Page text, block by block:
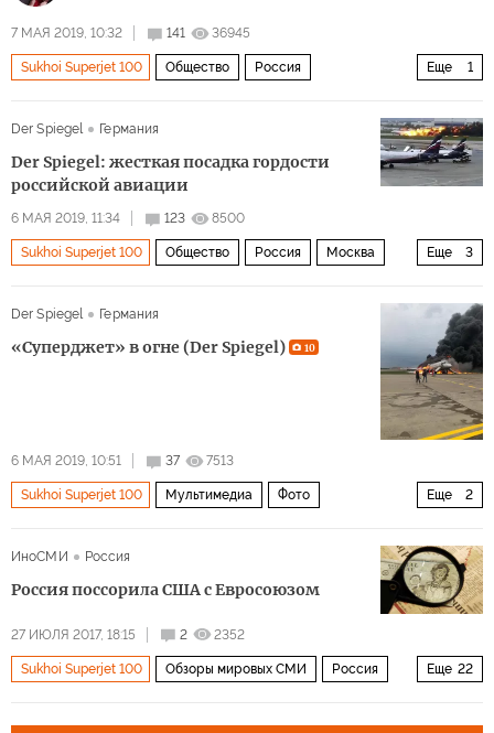
7 МАЯ 2019, 10:32 141 36945
Еще 1
Sukhoi Superjet 100 Общество Россия
Der Spiegel
Германия
Der Spiegel: жесткая посадка гордости
российской авиации
6 МАЯ 2019, 11:34 123 8500
Еще 3
Sukhoi Superjet 100 Общество Россия Москва
Der Spiegel Германия
«Суперджет» в огне (Der Spiegel) 10
6 МАЯ 2019, 10:51 37 7513
Еще 2
Sukhoi Superjet 100 Мультимедиа Фото
ИноСМИ
Россия
Россия поссорила США с Евросоюзом
27 ИЮЛЯ 2017, 18:15 2 2352
Еще 22
Sukhoi Superjet 100 Обзоры мировых СМИ Россия